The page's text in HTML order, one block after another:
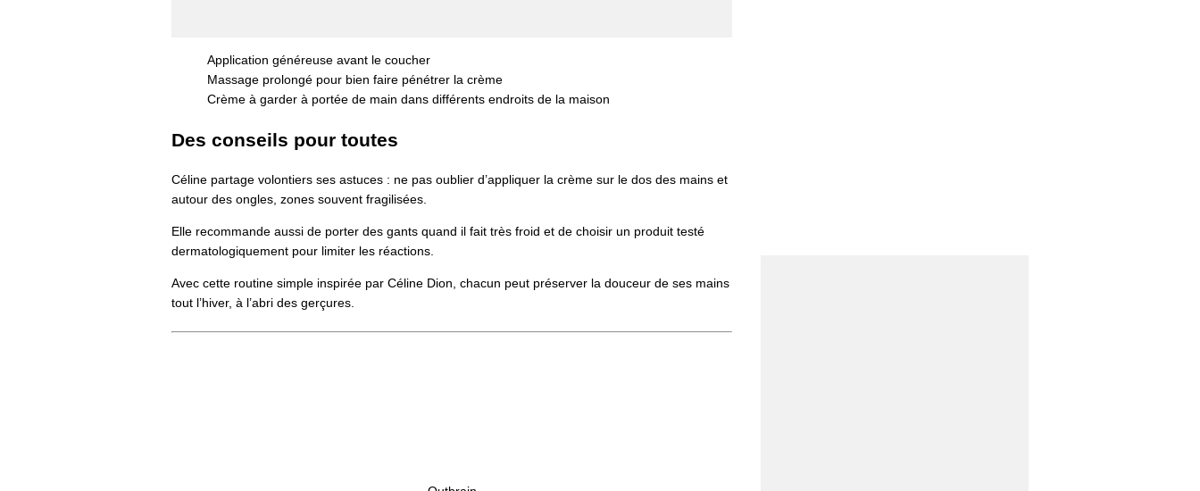
Application généreuse avant le coucher
Massage prolongé pour bien faire pénétrer la crème
Crème à garder à portée de main dans différents endroits de la maison
Des conseils pour toutes
Céline partage volontiers ses astuces : ne pas oublier d’appliquer la crème sur le dos des mains et
autour des ongles, zones souvent fragilisées.
Elle recommande aussi de porter des gants quand il fait très froid et de choisir un produit testé
dermatologiquement pour limiter les réactions.
Avec cette routine simple inspirée par Céline Dion, chacun peut préserver la douceur de ses mains
tout l’hiver, à l’abri des gerçures.